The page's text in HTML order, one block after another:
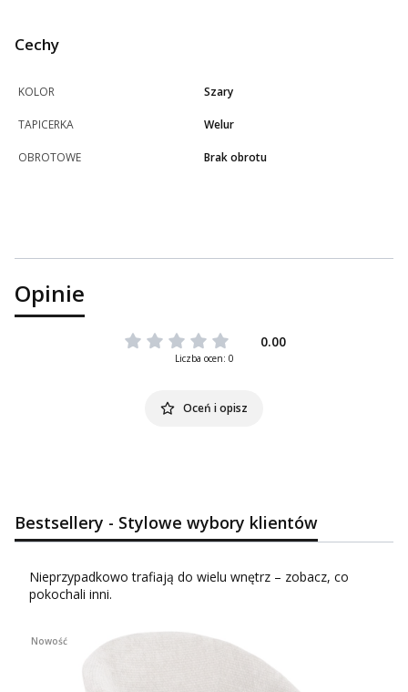
Cechy
KOLOR Szary
TAPICERKA Welur
OBROTOWE Brak obrotu
Opinie
0.00
Liczba ocen: 0
Oceń i opisz
Bestsellery - Stylowe wybory klientów
Nieprzypadkowo trafiają do wielu wnętrz – zobacz, co
pokochali inni.
Nowość